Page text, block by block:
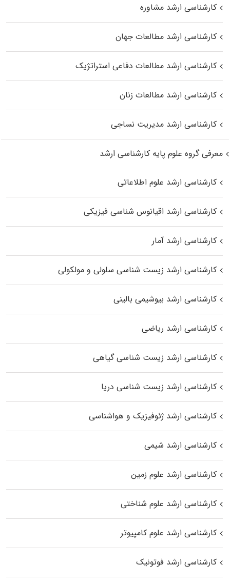
کارشناسی ارشد مشاوره
کارشناسی ارشد مطالعات جهان
کارشناسی ارشد مطالعات دفاعی استراتژیک
کارشناسی ارشد مطالعات زنان
کارشناسی ارشد مدیریت نساجی
معرفی گروه علوم پایه کارشناسی ارشد
کارشناسی ارشد علوم اطلاعاتی
کارشناسی ارشد اقیانوس‌ شناسی فیزیکی
کارشناسی ارشد آمار
کارشناسی ارشد زیست شناسی سلولی و مولکولی
کارشناسی ارشد بیوشیمی بالینی
کارشناسی ارشد ریاضی
کارشناسی ارشد زیست‌ شناسی گیاهی
کارشناسی ارشد زیست‌ شناسی دریا
کارشناسی ارشد ژئوفیزیک و هواشناسی
کارشناسی ارشد شیمی
کارشناسی ارشد علوم زمین
کارشناسی ارشد علوم شناختی
کارشناسی ارشد علوم کامپیوتر
کارشناسی ارشد فوتونیک